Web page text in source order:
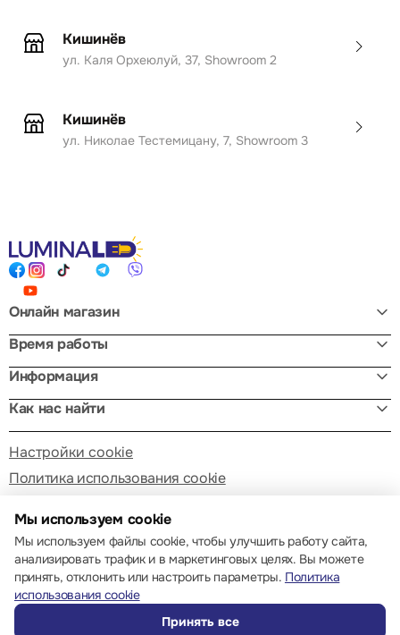
Кишинёв
ул. Каля Орхеюлуй, 37, Showroom 2
Кишинёв
ул. Николае Тестемицану, 7, Showroom 3
Онлайн магазин
Время работы
Информация
Как нас найти
Настройки cookie
Политика использования cookie
© 2013 – 2026 ECOM
Мы используем cookie
Мы используем файлы cookie, чтобы улучшить работу сайта,
анализировать трафик и в маркетинговых целях. Вы можете
принять, отклонить или настроить параметры. Политика
использования cookie
Принять все